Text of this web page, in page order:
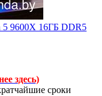
5 9600X 16ГБ DDR5
здесь)
сроки